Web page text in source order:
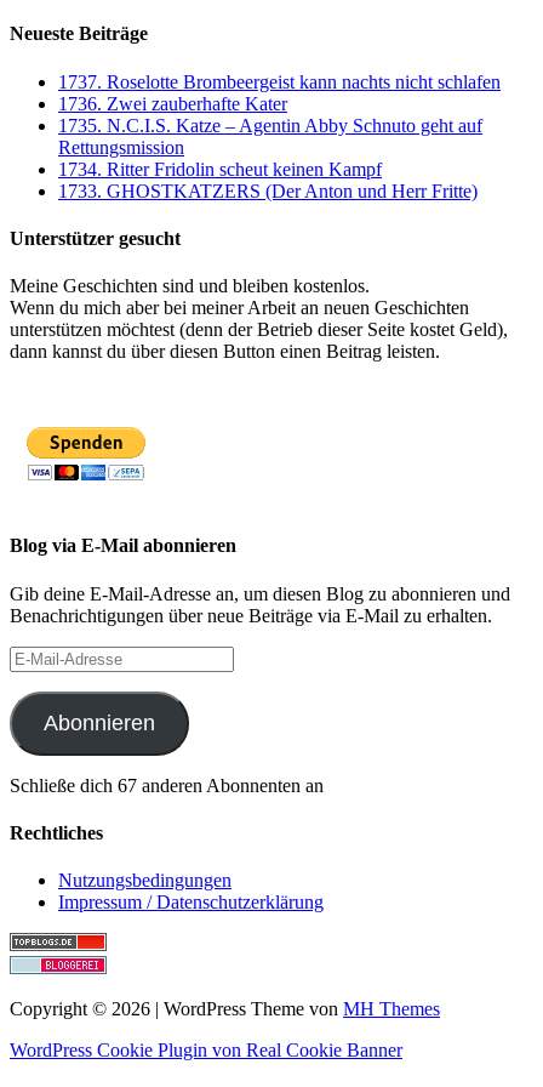
Neueste Beiträge
1737. Roselotte Brombeergeist kann nachts nicht schlafen
1736. Zwei zauberhafte Kater
1735. N.C.I.S. Katze – Agentin Abby Schnuto geht auf
Rettungsmission
1734. Ritter Fridolin scheut keinen Kampf
1733. GHOSTKATZERS (Der Anton und Herr Fritte)
Unterstützer gesucht
Meine Geschichten sind und bleiben kostenlos.
Wenn du mich aber bei meiner Arbeit an neuen Geschichten
unterstützen möchtest (denn der Betrieb dieser Seite kostet Geld),
dann kannst du über diesen Button einen Beitrag leisten.
Blog via E-Mail abonnieren
Gib deine E-Mail-Adresse an, um diesen Blog zu abonnieren und
Benachrichtigungen über neue Beiträge via E-Mail zu erhalten.
E-
Mail-
Adresse
Abonnieren
Schließe dich 67 anderen Abonnenten an
Rechtliches
Nutzungsbedingungen
Impressum / Datenschutzerklärung
Copyright © 2026 | WordPress Theme von MH Themes
WordPress Cookie Plugin von Real Cookie Banner